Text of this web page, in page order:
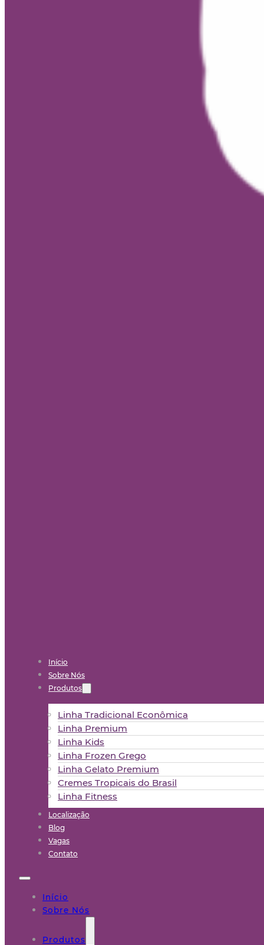
Início
Sobre Nós
Produtos
Linha Tradicional Econômica
Linha Premium
Linha Kids
Linha Frozen Grego
Linha Gelato Premium
Cremes Tropicais do Brasil
Linha Fitness
Localização
Blog
Vagas
Contato
Início
Sobre Nós
Produtos